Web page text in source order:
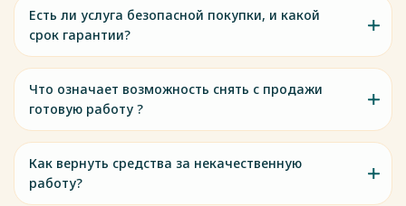
Есть ли услуга безопасной покупки, и какой
срок гарантии?
Что означает возможность снять с продажи
готовую работу ?
Как вернуть средства за некачественную
работу?